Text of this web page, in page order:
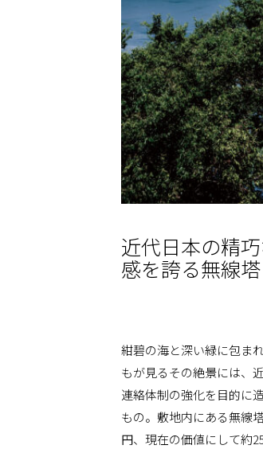
近代日本の精
感を誇る無線塔
紺碧の海と深い緑に包ま
もが見るその絶景には、
連絡体制の強化を目的に
もの。敷地内にある無線
円、現在の価値にして約